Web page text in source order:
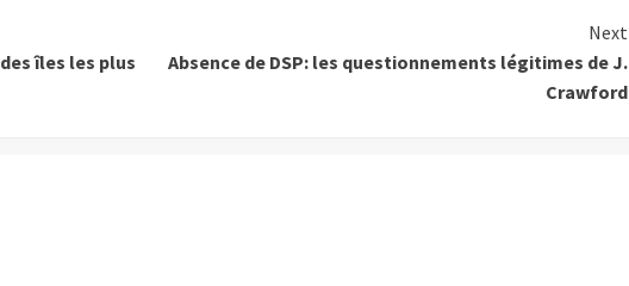
îles les plus
Next
Absence de DSP: les questionnements légitimes de J.
Crawford